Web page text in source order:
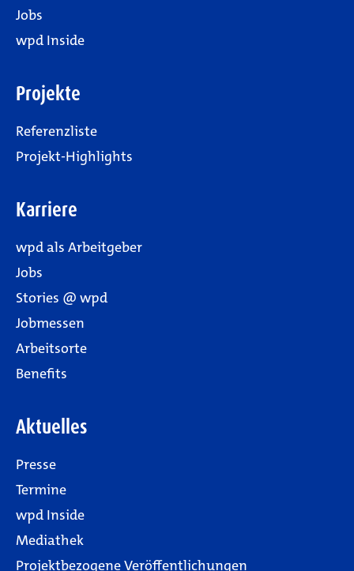
Jobs
wpd Inside
Projekte
Referenzliste
Projekt-Highlights
Karriere
wpd als Arbeitgeber
Jobs
Stories @ wpd
Jobmessen
Arbeitsorte
Benefits
Aktuelles
Presse
Termine
wpd Inside
Mediathek
Projektbezogene Veröffentlichungen